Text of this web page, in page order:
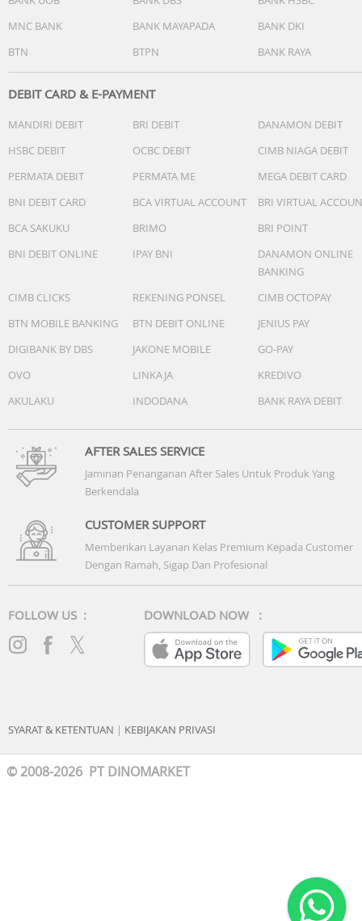
MNC BANK
BANK MAYAPADA
BANK DKI
BTN
BTPN BANK RAYA
DEBIT CARD & E-PAYMENT
MANDIRI DEBIT BRI DEBIT
DANAMON DEBIT
HSBC DEBIT
OCBC DEBIT
CIMB NIAGA DEBIT
PERMATA DEBIT
PERMATA ME
MEGA DEBIT CARD
BNI DEBIT CARD
BCA VIRTUAL ACCOUNT
BRI VIRTUAL
BCA SAKUKU
BRIMO
BRI POINT
BNI DEBIT ONLINE
IPAY BNI
DANAMON ONLINE
BANKING
CIMB CLICKS
REKENING PONSEL
CIMB OCTOPAY
BTN MOBILE BANKING
BTN DEBIT ONLINE
JENIUS PAY
DIGIBANK BY DBS
JAKONE MOBILE
GO-PAY
OVO
LINKAJA
KREDIVO
AKULAKU
INDODANA BANK RAYA DEBIT
AFTER SALES SERVICE
Jaminan Penanganan After Sales Untuk Produk Yang
Berkendala
CUSTOMER SUPPORT
Memberikan Layanan Kelas Premium Kepada Customer
Dengan Ramah, Sigap Dan Profesional
FOLLOW US : DOWNLOAD NOW :
SYARAT & KETENTUAN | KEBIJAKAN PRIVASI
© 2008-2026 PT DINOMARKET